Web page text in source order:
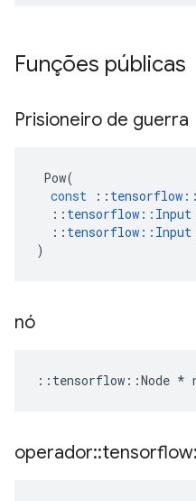
Funções públicas
Prisioneiro de guerra
Pow(
const
:: tensorflow ::
:: tensorflow :: Input
:: tensorflow :: Input
)
nó
:: tensorflow ::Node *
operador::tensorflow